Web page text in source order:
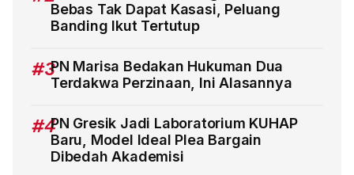
Bebas Tak Dapat Kasasi, Peluang
Banding Ikut Tertutup
#3PN Marisa Bedakan Hukuman Dua
Terdakwa Perzinaan, Ini Alasannya
#4PN Gresik Jadi Laboratorium KUHAP
Baru, Model Ideal Plea Bargain
Dibedah Akademisi